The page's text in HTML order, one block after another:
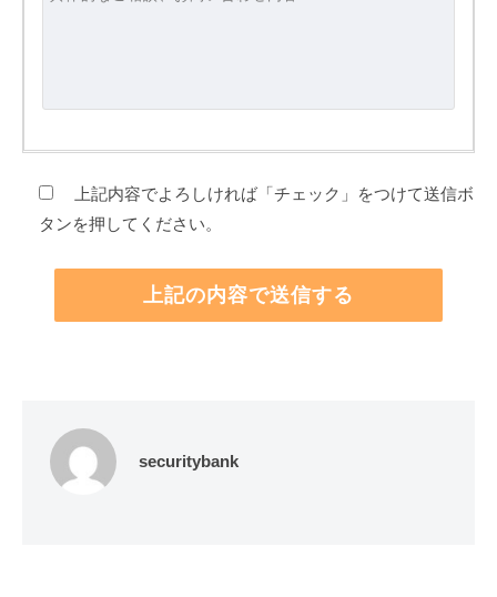
上記内容でよろしければ「チェック」をつけて送信ボ
タンを押してください。
securitybank